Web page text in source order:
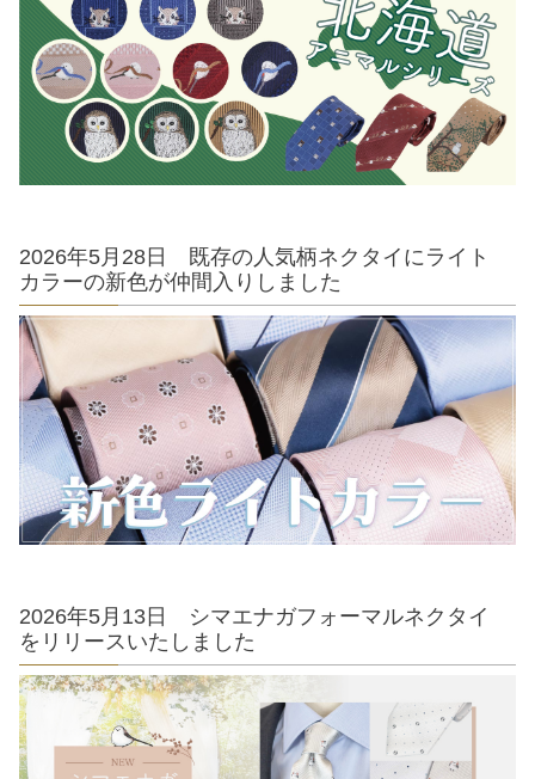
2026年5月28日 既存の人気柄ネクタイにライト
カラーの新色が仲間入りしました
2026年5月13日 シマエナガフォーマルネクタイ
をリリースいたしました